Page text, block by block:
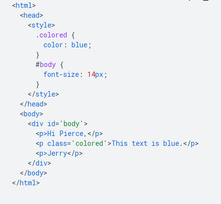
<html
<head
<style
.colored {
color : blue ;
}
#body {
font-size : 14px ;
}
</style
</head
<body
<div id= 'body'
<p>Hi Pierce,</p
<p class= 'colored' >This text is blue.</p
<p>Jerry</p
</div
</body>
</html>